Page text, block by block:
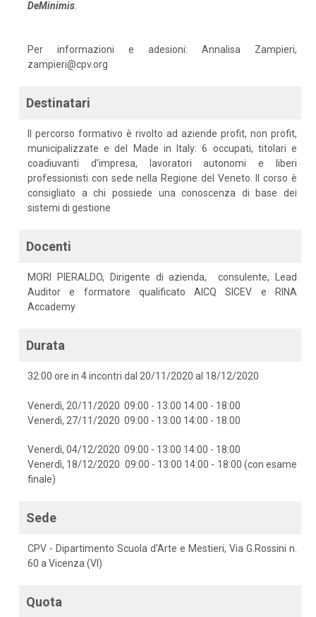
DeMinimis
Per informazioni e adesioni: Annalisa Zampieri,
zampieri@cpv.org
Destinatari
Il percorso formativo è rivolto ad aziende profit, non profit,
municipalizzate e del Made in Italy: 6 occupati, titolari e
coadiuvanti d'impresa, lavoratori autonomi e liberi
professionisti con sede nella Regione del Veneto. Il corso è
consigliato a chi possiede una conoscenza di base dei
sistemi di gestione
Docenti
MORI PIERALDO, Dirigente di azienda, consulente, Lead
Auditor e formatore qualificato AICQ SICEV e RINA
Accademy
Durata
32:00 ore in 4 incontri dal 20/11/2020 al 18/12/2020
Venerdì, 20/11/2020 09:00 - 13:00 14:00 - 18:00
Venerdì, 27/11/2020 09:00 - 13:00 14:00 - 18:00
Venerdì, 04/12/2020 09:00 - 13:00 14:00 - 18:00
Venerdì, 18/12/2020 09:00 - 13:00 14:00 - 18:00 (con esame
finale)
Sede
CPV - Dipartimento Scuola d'Arte e Mestieri, Via G.Rossini n.
60 a Vicenza (VI)
Quota